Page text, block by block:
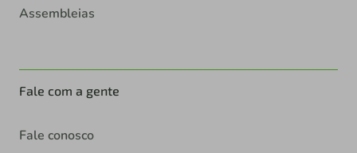
Assembleias
Fale com a gente
Fale conosco